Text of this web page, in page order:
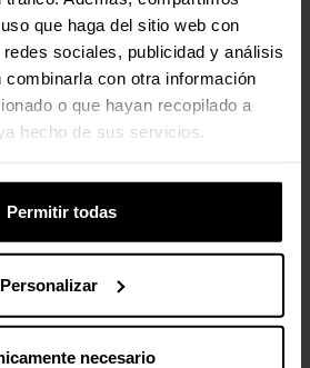
que haga del sitio web con
sociales, publicidad y análisis
combinarla con otra información
o que hayan recopilado a
hecho de sus servicios.
Permitir todas
Personalizar
necesario